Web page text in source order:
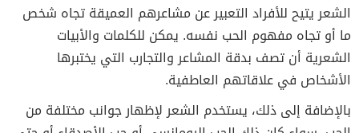
الشعر يتيح للأفراد التعبير عن مشاعرهم العميقة تجاه شخص
ما أو تجاه مفهوم الحب نفسه. يمكن للكلمات والأبيات
الشعرية أن تصف بدقة المشاعر والتجارب التي يختبرها
الأشخاص في علاقاتهم العاطفية.
بالإضافة إلى ذلك، يستخدم الشعر لإظهار جوانب مختلفة من